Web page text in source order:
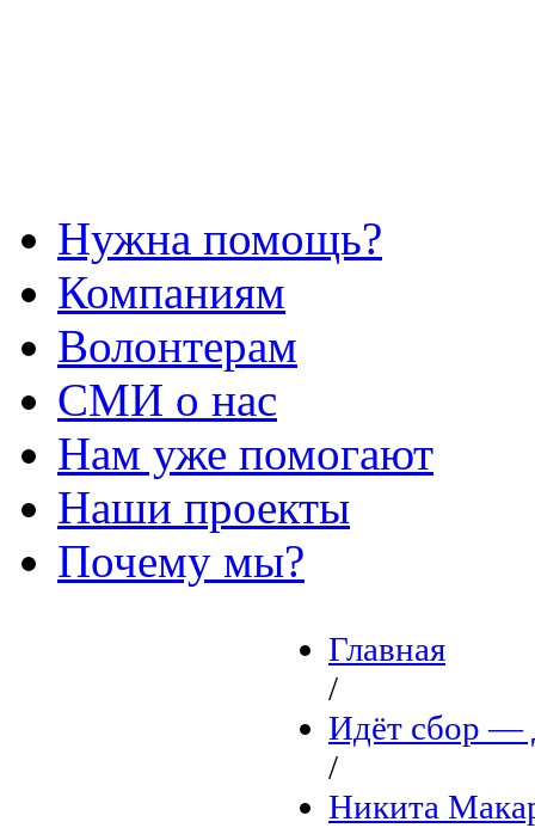
Нужна помощь?
Компаниям
Волонтерам
СМИ о нас
Нам уже помогают
Наши проекты
Почему мы?
Главная
/
Идёт сбор
/
Никита